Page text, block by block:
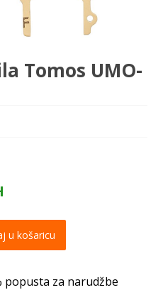
Tomos UMO-
u košaricu
popusta za narudžbe